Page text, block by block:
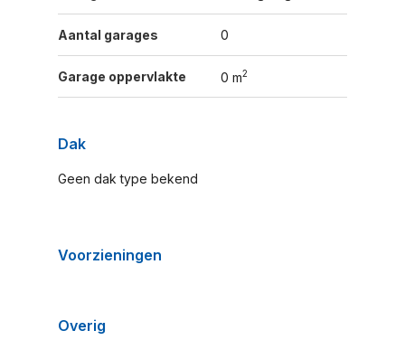
Aantal garages 0
Garage oppervlakte 0 m2
Dak
Geen dak type bekend
Voorzieningen
Overig